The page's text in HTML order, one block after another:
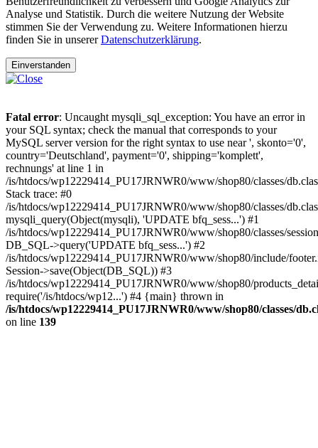
Analyse und Statistik. Durch die weitere Nutzung der Website
stimmen Sie der Verwendung zu. Weitere Informationen hierzu
finden Sie in unsererDatenschutzerklärung.
Einverstanden
Fatal error: Uncaught mysqli_sql_exception: You have an error in
your SQL syntax; check the manual that corresponds to your
MySQL server version for the right syntax to use near ', skonto='0',
country='Deutschland', payment='0', shipping='komplett',
rechnungs' at line 1 in
/is/htdocs/wp12229414_PU17JRNWR0/www/shop80/classes/
Stack trace: #0
/is/htdocs/wp12229414_PU17JRNWR0/www/shop80/classes/
mysqli_query(Object(mysqli), 'UPDATE bfq_sess...') #1
/is/htdocs/wp12229414_PU17JRNWR0/www/shop80/classes/
DB_SQL->query('UPDATE bfq_sess...') #2
/is/htdocs/wp12229414_PU17JRNWR0/www/shop80/include/
Session->save(Object(DB_SQL)) #3
/is/htdocs/wp12229414_PU17JRNWR0/www/shop80/
require('/is/htdocs/wp12...') #4 {main} thrown in
/is/htdocs/wp12229414_PU17JRNWR0/www/shop80/classes/
on line 139